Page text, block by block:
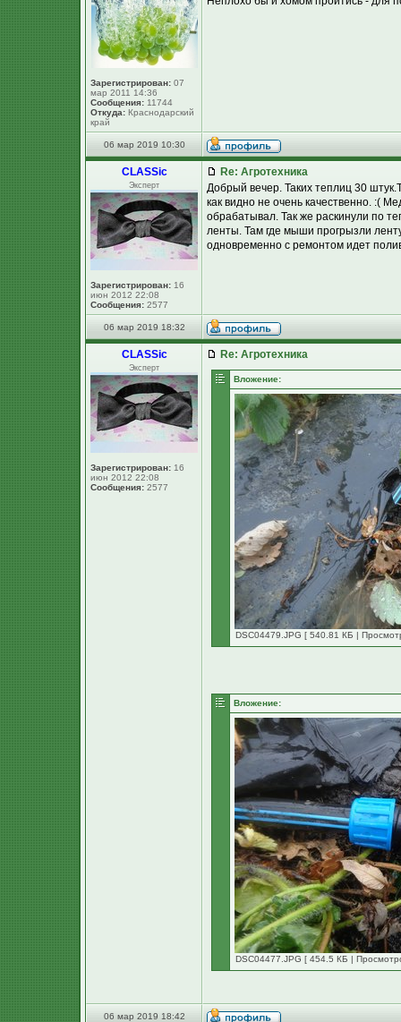
Зарегистрирован: 07
мар 2011 14:36
Сообщения: 11744
Откуда: Краснодарский
край
06 мар 2019 10:30
CLASSic
Эксперт
Зарегистрирован: 16
июн 2012 22:08
Сообщения: 2577
Re: Агротехника
Добрый вечер. Таких теплиц 30
как видно не очень качественно. :(
обрабатывал. Так же раскинули по
ленты. Там где мыши прогрызли
одновременно с ремонтом идет
06 мар 2019 18:32
CLASSic
Эксперт
Зарегистрирован: 16
июн 2012 22:08
Сообщения: 2577
Re: Агротехника
Вложение:
DSC04479.JPG [ 540.81 КБ |
Вложение:
DSC04477.JPG [ 454.5 КБ |
06 мар 2019 18:42